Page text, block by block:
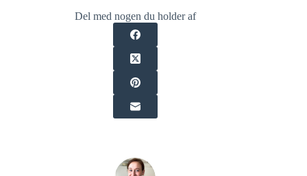
Del med nogen du holder af